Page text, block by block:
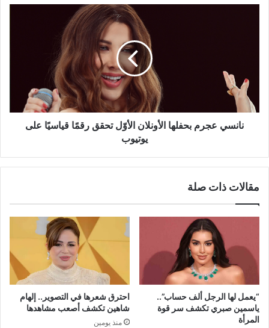
رقمًا
قياسيًا
على
يوتيوبنانسي عجرم بحفلها الأونلان الأوّل تحقق رقمًا قياسيًا على
يوتيوب
مقالات ذات صلة
“يعمل لها الرجل ألف حساب”..
ياسمين صبري تكشف سر قوة
المرأة
احترق شعرها في التصوير.. إلهام
شاهين تكشف أصعب مشاهدها
منذ يومين